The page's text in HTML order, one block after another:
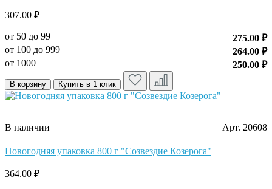
307.00 ₽
от 50 до 99
275.00 ₽
от 100 до 999
264.00 ₽
от 1000
250.00 ₽
В корзину Купить в 1 клик
В наличии Арт. 20608
Новогодняя упаковка 800 г "Созвездие Козерога"
364.00 ₽